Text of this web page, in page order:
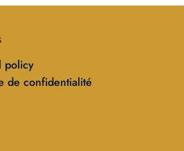
policy
de confidentialité